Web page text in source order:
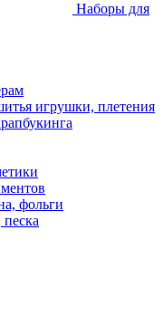
Наборы для
игрушки, плетения
фольги